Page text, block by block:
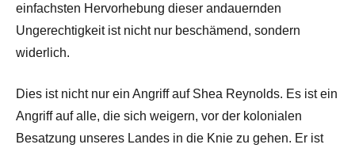
einfachsten Hervorhebung dieser andauernden
Ungerechtigkeit ist nicht nur beschämend, sondern
widerlich.
Dies ist nicht nur ein Angriff auf Shea Reynolds. Es ist ein
Angriff auf alle, die sich weigern, vor der kolonialen
Besatzung unseres Landes in die Knie zu gehen. Er ist